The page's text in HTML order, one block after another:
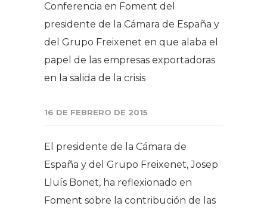
Conferencia en Foment del
presidente de la Cámara de España y
del Grupo Freixenet en que alaba el
papel de las empresas exportadoras
en la salida de la crisis
16 DE FEBRERO DE 2015
El presidente de la Cámara de
España y del Grupo Freixenet, Josep
Lluís Bonet, ha reflexionado en
Foment sobre la contribución de las